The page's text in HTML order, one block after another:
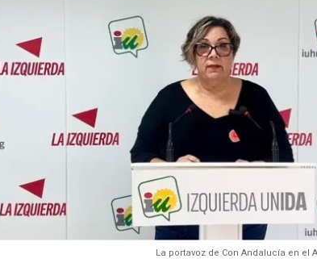
La portavoz de Con Andalucía en el